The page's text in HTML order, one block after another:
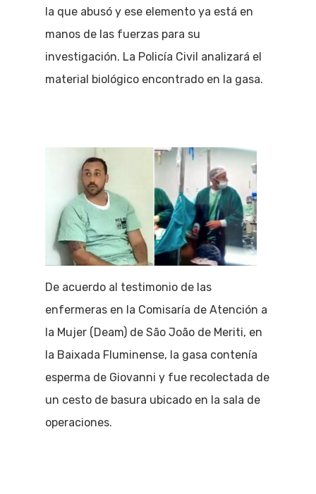
la que abusó y ese elemento ya está en
manos de las fuerzas para su
investigación. La Policía Civil analizará el
material biológico encontrado en la gasa.
De acuerdo al testimonio de las
enfermeras en la Comisaría de Atención a
la Mujer (Deam) de São João de Meriti, en
la Baixada Fluminense, la gasa contenía
esperma de Giovanni y fue recolectada de
un cesto de basura ubicado en la sala de
operaciones.